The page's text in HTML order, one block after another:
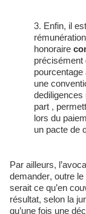
Enfin, il
honoraire
une
de
part ,
lors du
un pacte de
Par ailleurs,
demander, outre
serait ce qu’en
résultat, selon la